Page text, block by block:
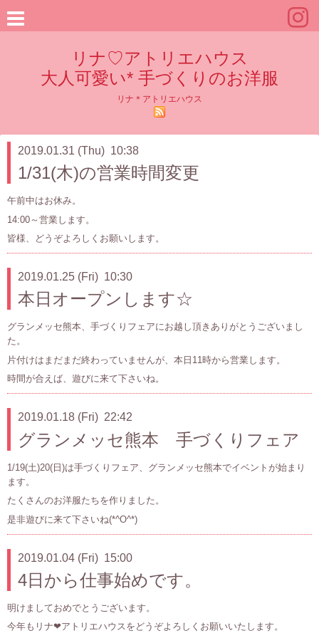
リナ♡アトリエハウス
大人可愛い* 手づくりのお洋服
リナ＊アトリエハウス
2019.01.31 (Thu) 10:38
1/31(木)の営業時間変更
午前中はお休み。
14:00～営業します。
皆様、どうぞよろしくお願いします。
2019.01.25 (Fri) 10:30
本日オープンします☆
グランメッセ熊本、手づくりフェアにお越し頂きありがとうございまし
た。
片付けはまだまだ終わっていませんが、本日11時から営業します。
時間が合えば、遊びに来て下さいね。
2019.01.18 (Fri) 22:42
グランメッセ熊本 手づくりフェア
1/19(土)20(日)は手づくりフェア、グランメッセ熊本でイベントが始まり
ます。
たくさんのお洋服たちを作りました。
是非遊びに来て下さいね(*^O^*)
2019.01.04 (Fri) 15:00
4日から仕事始めです。
明けましておめでとうございます。
今年もリナ❤アトリエハウスをどうぞよろしくお願いいたします。